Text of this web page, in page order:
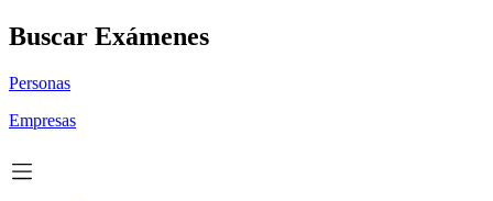
Buscar Exámenes
Personas
Empresas